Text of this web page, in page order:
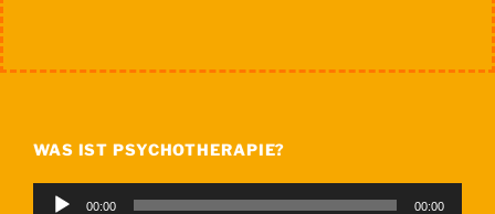
WAS IST PSYCHOTHERAPIE?
Audio-
00:00 00:00